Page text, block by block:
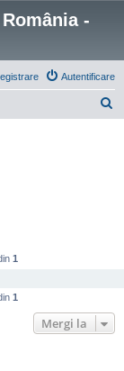
-
Autentificare
1
1
Mergi la